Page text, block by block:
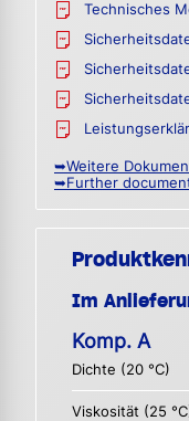
Technisches
➥Weitere
➥Further
Im
Komp. A
Dichte (20 °C)
Viskosität (25